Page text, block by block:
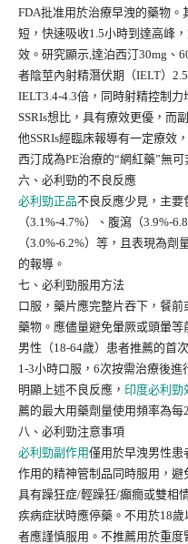
FDA批准用於治療早洩的藥物
短，快速吸收1.5小時到達高峰
效。研究顯示,達泊西汀30mg、
者陰莖內射精潛伏期（IELT）
IELT3.4-4.3倍，同時射精控制
SSRIs想比，具有療效更優，而
他SSRIs經臨床報導有一定療效
西汀成為PE治療的“網紅藥”無可
六、必利勁的不良反應
必利勁正品不良反應少見，主要
（3.1%-4.7%）、腹瀉（3.9%-
（3.0%-6.2%）等，且表現為
的報導。
七、必利勁服用方法
口服，藥片應完整片吞下，餐
藥物。應儘量避免暈厥或頭暈
男性（18-64歲）患者推薦的首
1-3小時口服，6次按需治療後
明顯上述不良反應， 印度必利勁
薦的最大用藥劑量使用頻率為每
八、必利勁注意事項
必利勁副作用僅用於早洩男性患
作用的精神管制品同時服用，
具有躁狂症/輕躁狂/癲癇或雙相
疾病症狀時應停藥。不用於18
者應謹慎服用。不推薦用於重度